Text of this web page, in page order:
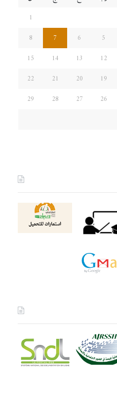
1
5
6
7
8
12
13
14
15
19
20
21
22
26
27
28
29